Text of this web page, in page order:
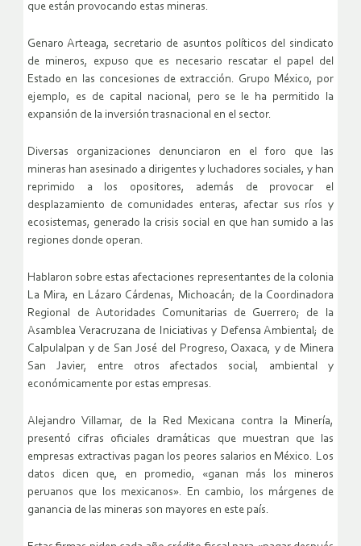
que están provocando estas mineras.
Genaro Arteaga, secretario de asuntos políticos del sindicato
de mineros, expuso que es necesario rescatar el papel del
Estado en las concesiones de extracción. Grupo México, por
ejemplo, es de capital nacional, pero se le ha permitido la
expansión de la inversión trasnacional en el sector.
Diversas organizaciones denunciaron en el foro que las
mineras han asesinado a dirigentes y luchadores sociales, y han
reprimido a los opositores, además de provocar el
desplazamiento de comunidades enteras, afectar sus ríos y
ecosistemas, generado la crisis social en que han sumido a las
regiones donde operan.
Hablaron sobre estas afectaciones representantes de la colonia
La Mira, en Lázaro Cárdenas, Michoacán; de la Coordinadora
Regional de Autoridades Comunitarias de Guerrero; de la
Asamblea Veracruzana de Iniciativas y Defensa Ambiental; de
Calpulalpan y de San José del Progreso, Oaxaca, y de Minera
San Javier, entre otros afectados social, ambiental y
económicamente por estas empresas.
Alejandro Villamar, de la Red Mexicana contra la Minería,
presentó cifras oficiales dramáticas que muestran que las
empresas extractivas pagan los peores salarios en México. Los
datos dicen que, en promedio, «ganan más los mineros
peruanos que los mexicanos». En cambio, los márgenes de
ganancia de las mineras son mayores en este país.